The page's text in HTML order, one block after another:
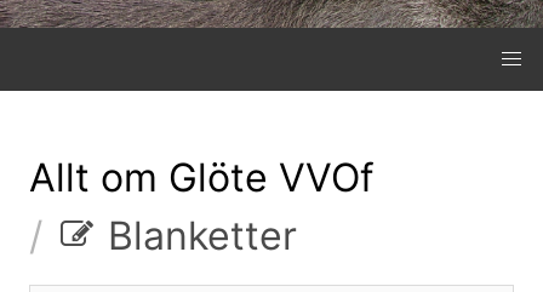
Allt om Glöte VVOf
Blanketter